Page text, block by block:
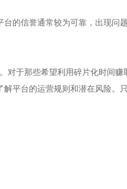
的信誉通常较为可靠，出现问
对于那些希望利用碎片化时间
平台的运营规则和潜在风险。